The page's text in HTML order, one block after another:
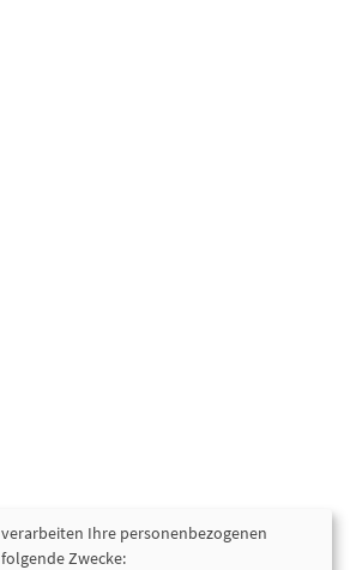
Ihre personenbezogenen
Zwecke: